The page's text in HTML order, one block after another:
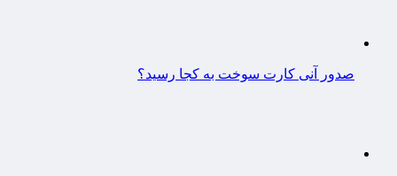
صدور آنی کارت سوخت به کجا رسید؟